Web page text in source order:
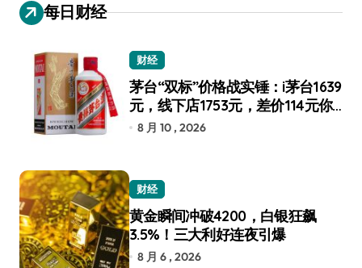
每日财经
财经
茅台“双标”价格战实锤：i茅台1639
元，线下店1753元，差价114元你
选谁？
8 月 10 , 2026
财经
黄金瞬间冲破4200，白银狂飙
3.5%！三大利好连夜引爆
8 月 6 , 2026